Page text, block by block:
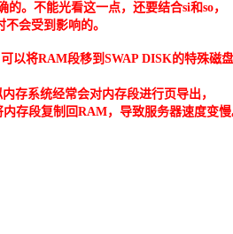
的。不能光看这一点，还要结合si和so，
会受到影响的。
以将RAM段移到 SWAP DISK的特殊磁
存系统经常会对内存段进行页导出，
内存段复制回RAM，导致服务器速度变